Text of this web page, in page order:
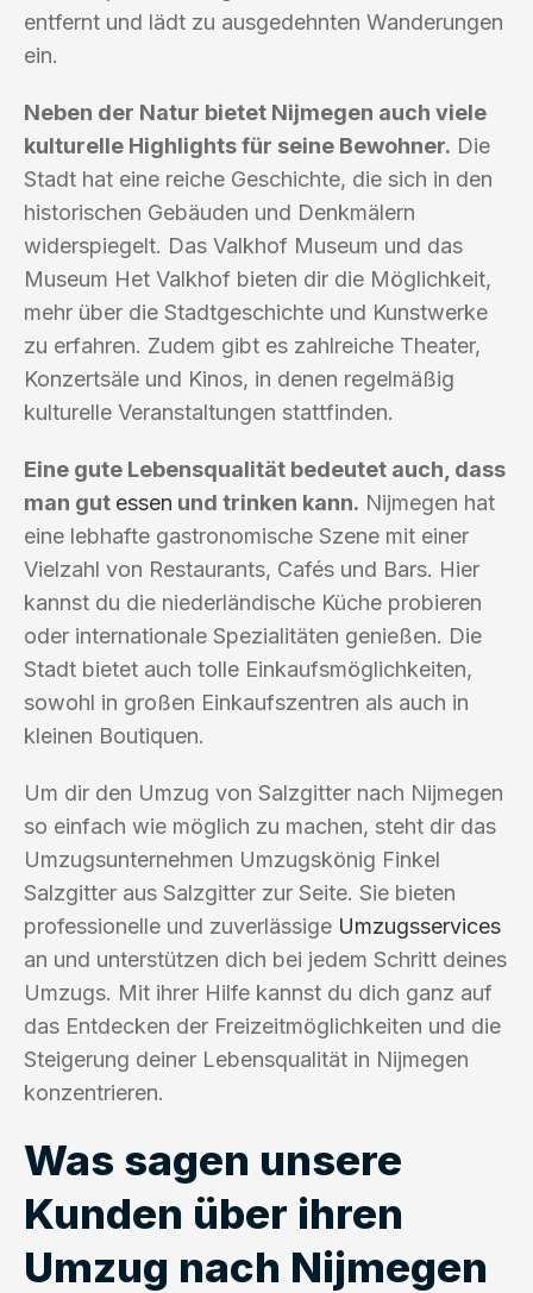
entfernt und lädt zu ausgedehnten Wanderungen
ein.
Neben der Natur bietet Nijmegen auch viele
kulturelle Highlights für seine Bewohner. Die
Stadt hat eine reiche Geschichte, die sich in den
historischen Gebäuden und Denkmälern
widerspiegelt. Das Valkhof Museum und das
Museum Het Valkhof bieten dir die Möglichkeit,
mehr über die Stadtgeschichte und Kunstwerke
zu erfahren. Zudem gibt es zahlreiche Theater,
Konzertsäle und Kinos, in denen regelmäßig
kulturelle Veranstaltungen stattfinden.
Eine gute Lebensqualität bedeutet auch, dass
man gut essen und trinken kann. Nijmegen hat
eine lebhafte gastronomische Szene mit einer
Vielzahl von Restaurants, Cafés und Bars. Hier
kannst du die niederländische Küche probieren
oder internationale Spezialitäten genießen. Die
Stadt bietet auch tolle Einkaufsmöglichkeiten,
sowohl in großen Einkaufszentren als auch in
kleinen Boutiquen.
Um dir den Umzug von Salzgitter nach Nijmegen
so einfach wie möglich zu machen, steht dir das
Umzugsunternehmen Umzugskönig Finkel
Salzgitter aus Salzgitter zur Seite. Sie bieten
professionelle und zuverlässige Umzugsservices
an und unterstützen dich bei jedem Schritt deines
Umzugs. Mit ihrer Hilfe kannst du dich ganz auf
das Entdecken der Freizeitmöglichkeiten und die
Steigerung deiner Lebensqualität in Nijmegen
konzentrieren.
Was sagen unsere
Kunden über ihren
Umzug nach Nijmegen